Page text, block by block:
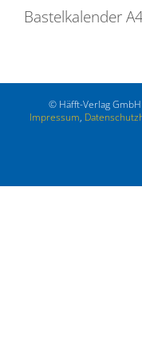
Bastelkalender
© Häfft-Verlag
Impressum,